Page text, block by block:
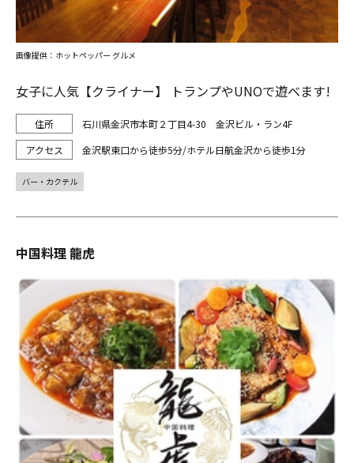
女子に人気【クライナー】 トランプやUNOで遊べます!
石川県金沢市本町２丁目4-30 金沢ビル・ラン4F
金沢駅東口から徒歩5分/ホテル日航金沢から徒歩1分
画像提供：ホットペッパー グルメ
バー・カクテル
中国料理 龍虎